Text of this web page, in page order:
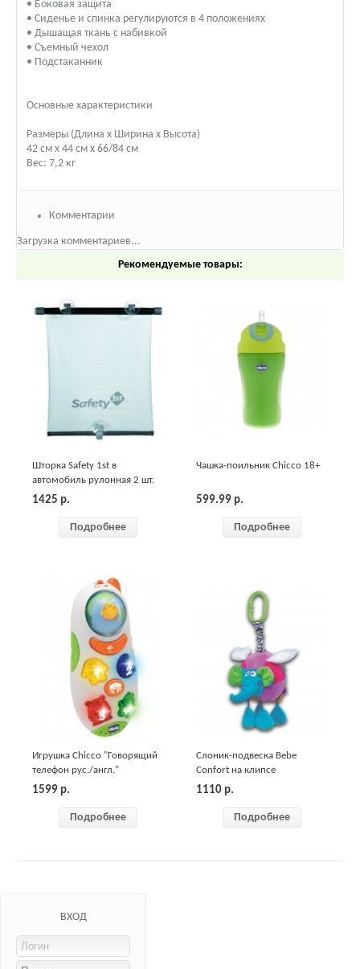
• Боковая защита
• Сиденье и спинка регулируются в 4 положениях
• Дышащая ткань с набивкой
• Съемный чехол
• Подстаканник
Основные характеристики
Размеры (Длина х Ширина х Высота)
42 см х 44 см х 66/84 см
Вес: 7,2 кг
Комментарии
Загрузка комментариев...
Рекомендуемые товары:
Шторка Safety 1st в
автомобиль рулонная 2 шт.
1425 р.
Подробнее
Чашка-поильник Chicco 18+
599.99 р.
Подробнее
Игрушка Chicco "Говорящий
телефон рус./англ."
1599 р.
Подробнее
Слоник-подвеска Bebe
Confort на клипсе
1110 р.
Подробнее
ВХОД